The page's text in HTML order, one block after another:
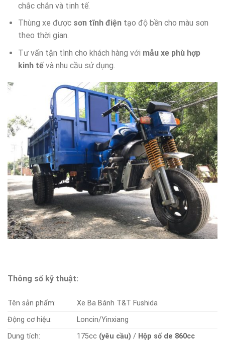
chắc chắn và tinh tế.
Thùng xe được sơn tĩnh điệntạo độ bền cho màu sơn
theo thời gian.
Tư vấn tận tình cho khách hàng với mẫu xe phù hợp
kinh tếvà nhu cầu sử dụng.
Thông số kỹ thuật:
Tên sản phẩm:
Xe Ba Bánh T&T Fushida
Động cơ hiệu:
Loncin/Yinxiang
Dung tích:
175cc (yêu cầu) / Hộp số de 860cc